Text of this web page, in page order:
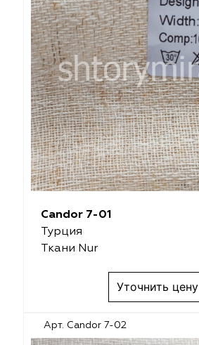
Candor 7-01
Турция
Ткани Nur
Уточнить цену
Арт. Candor 7-02